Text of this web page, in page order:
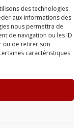
des technologies
aux informations des
nous permettra de
de navigation ou les ID
ou de retirer son
caractéristiques
Franche Cité Dillon